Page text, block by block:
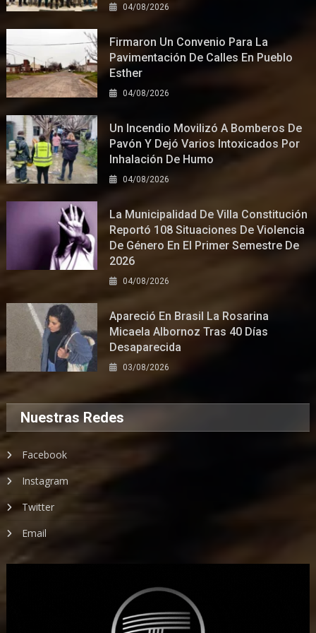
04/08/2026
Firmaron Un Convenio Para La
Pavimentación De Calles En Pueblo
Esther
04/08/2026
Un Incendio Movilizó A Bomberos De
Pavón Y Dejó Varios Intoxicados Por
Inhalación De Humo
04/08/2026
La Municipalidad De Villa Constitución
Reportó 108 Situaciones De Violencia
De Género En El Primer Semestre De
2026
04/08/2026
Apareció En Brasil La Rosarina
Micaela Albornoz Tras 40 Días
Desaparecida
03/08/2026
Nuestras Redes
Facebook
Instagram
Twitter
Email